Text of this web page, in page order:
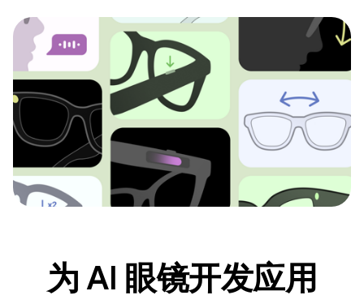
为 AI 眼镜开发应用